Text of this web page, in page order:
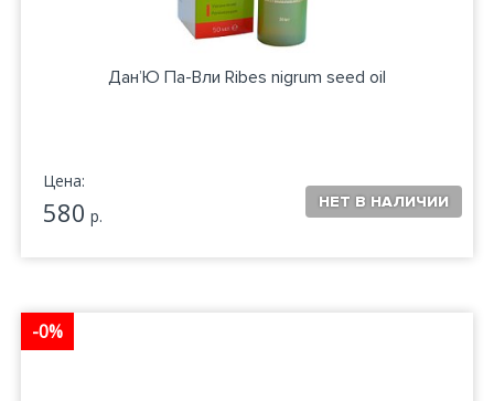
Дан’Ю Па-Вли Ribes nigrum seed oil
Цена:
580 р.
-0%